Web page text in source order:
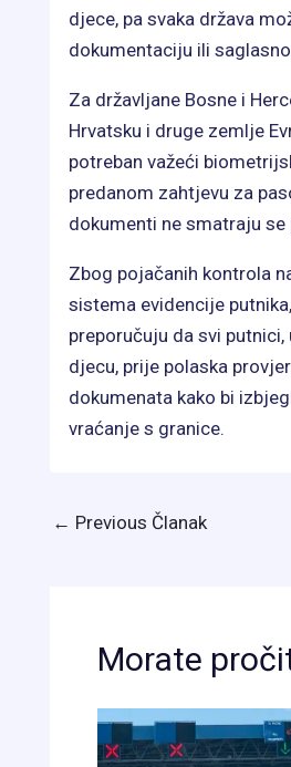
djece, pa svaka država
dokumentaciju ili
Za državljane Bosne i
Hrvatsku i druge zemlje
potreban važeći
predanom zahtjevu za
dokumenti ne smatraju se
Zbog pojačanih kontrola
sistema evidencije
preporučuju da svi
djecu, prije polaska
dokumenata kako bi
vraćanje s granice.
← Previous Članak
Morate